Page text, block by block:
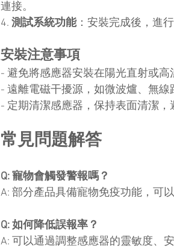
連接。
4. 測試系統功能：安裝完成後，進
安裝注意事項
- 避免將感應器安裝在陽光直射或高
- 遠離電磁干擾源，如微波爐、無線
- 定期清潔感應器，保持表面清潔，
常見問題解答
Q: 寵物會觸發警報嗎？
A: 部分產品具備寵物免疫功能，可
Q: 如何降低誤報率？
A: 可以通過調整感應器的靈敏度、